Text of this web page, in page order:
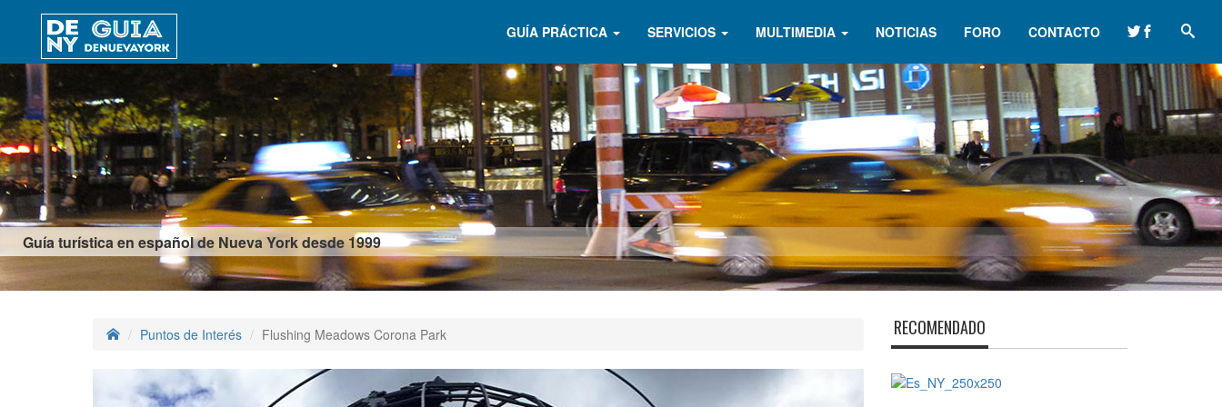
Guía turística en español de Nueva York desde 1999
GUÍA PRÁCTICA SERVICIOS MULTIMEDIA NOTICIAS FORO CONTACTO
Puntos de Interés Flushing Meadows Corona Park RECOMENDADO